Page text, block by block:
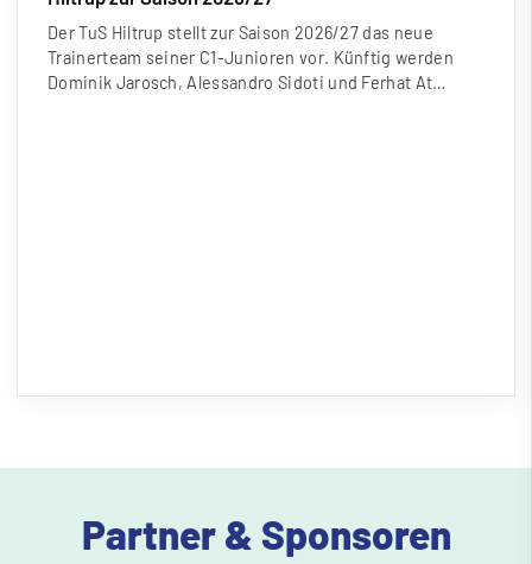
Der TuS Hiltrup stellt zur Saison 2026/27 das neue
Trainerteam seiner C1-Junioren vor. Künftig werden
Dominik Jarosch, Alessandro Sidoti und Ferhat At…
Partner & Sponsoren